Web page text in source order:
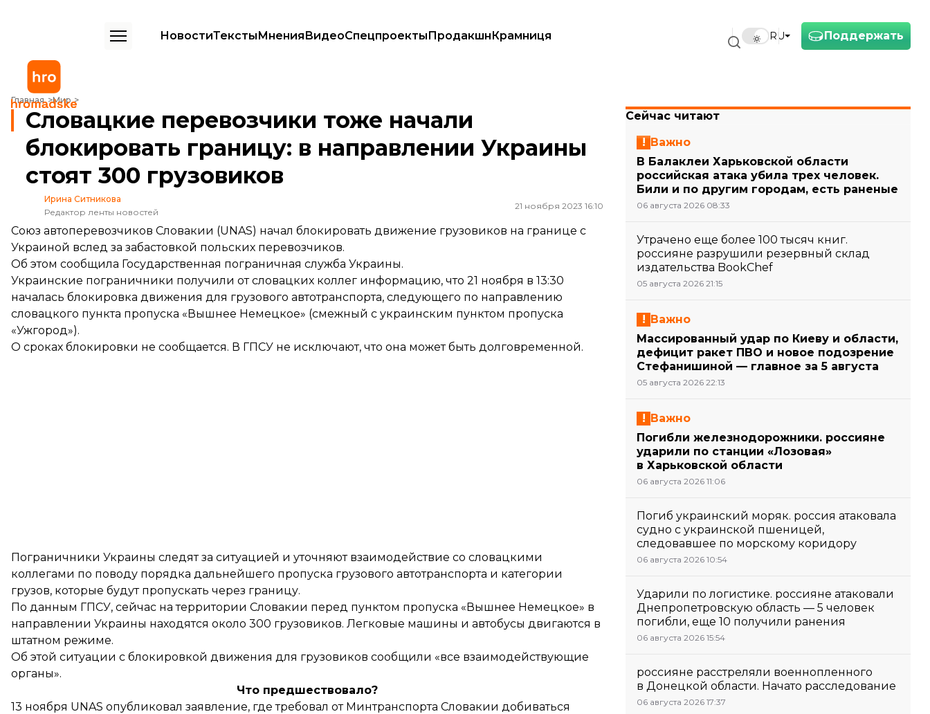
Поддержать
RU
НовостиТекстыМненияВидеоСпецпроектыПродакшнКрамниця
Главная Мир
Словацкие перевозчики тоже начали блокировать границу: в направлении Украины стоят 300 грузовиков
Словацкие перевозчики тоже начали
блокировать границу: в направлении Украины
стоят 300 грузовиков
Ирина Ситникова
Редактор ленты новостей
21 ноября 2023 16:10
Союз автоперевозчиков Словакии (UNAS) начал блокировать движение грузовиков на границе с
Украиной вслед за забастовкой польских перевозчиков.
Об этом сообщила Государственная пограничная служба Украины.
Украинские пограничники получили от словацких коллег информацию, что 21 ноября в 13:30
началась блокировка движения для грузового автотранспорта, следующего по направлению
словацкого пункта пропуска «Вышнее Немецкое» (смежный с украинским пунктом пропуска
«Ужгород»).
О сроках блокировки не сообщается. В ГПСУ не исключают, что она может быть долговременной.
Пограничники Украины следят за ситуацией и уточняют взаимодействие со словацкими
коллегами по поводу порядка дальнейшего пропуска грузового автотранспорта и категории
грузов, которые будут пропускать через границу.
По данным ГПСУ, сейчас на территории Словакии перед пунктом пропуска «Вышнее Немецкое» в
направлении Украины находятся около 300 грузовиков. Легковые машины и автобусы двигаются в
штатном режиме.
Об этой ситуации с блокировкой движения для грузовиков сообщили «все взаимодействующие
органы».
Что предшествовало?
13 ноября UNAS опубликовал заявление, где требовал от Минтранспорта Словакии добиваться
Сейчас читают
Важно
В Балаклеи Харьковской области
российская атака убила трех человек.
Били и по другим городам, есть раненые
06 августа 2026 08:33
Утрачено еще более 100 тысяч книг.
россияне разрушили резервный склад
издательства BookChef
05 августа 2026 21:15
Важно
Массированный удар по Киеву и области,
дефицит ракет ПВО и новое подозрение
Стефанишиной — главное за 5 августа
05 августа 2026 22:13
Важно
Погибли железнодорожники. россияне
ударили по станции «Лозовая»
в Харьковской области
06 августа 2026 11:06
Погиб украинский моряк. россия атаковала
судно с украинской пшеницей,
следовавшее по морскому коридору
06 августа 2026 10:54
Ударили по логистике. россияне атаковали
Днепропетровскую область — 5 человек
погибли, еще 10 получили ранения
06 августа 2026 15:54
россияне расстреляли военнопленного
в Донецкой области. Начато расследование
06 августа 2026 17:37